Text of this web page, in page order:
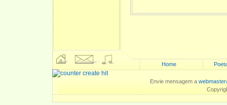
Home
Envie mensagem a